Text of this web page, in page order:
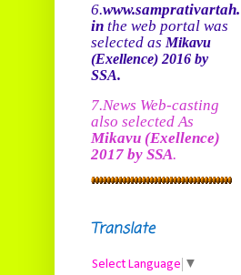
6.www.samprativartah.
in the web portal was
selected asMikavu
(Exellence)2016 by
SSA.
7.News Web-casting
also selected As
Mikavu (Exellence)
2017 by SSA.
Translate
Select Language ▼